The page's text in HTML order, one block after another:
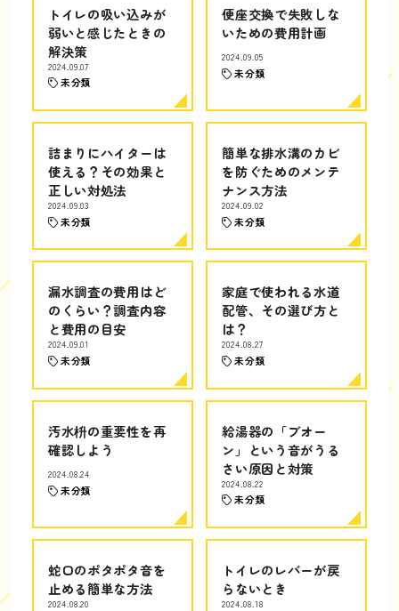
トイレの吸い込みが
弱いと感じたときの
解決策
2024.09.07
未分類
便座交換で失敗しな
いための費用計画
2024.09.05
未分類
詰まりにハイターは
使える？その効果と
正しい対処法
2024.09.03
未分類
簡単な排水溝のカビ
を防ぐためのメンテ
ナンス方法
2024.09.02
未分類
漏水調査の費用はど
のくらい？調査内容
と費用の目安
2024.09.01
未分類
家庭で使われる水道
配管、その選び方と
は？
2024.08.27
未分類
汚水枡の重要性を再
確認しよう
2024.08.24
未分類
給湯器の「ブオー
ン」という音がうる
さい原因と対策
2024.08.22
未分類
蛇口のポタポタ音を
止める簡単な方法
2024.08.20
トイレのレバーが戻
らないとき
2024.08.18